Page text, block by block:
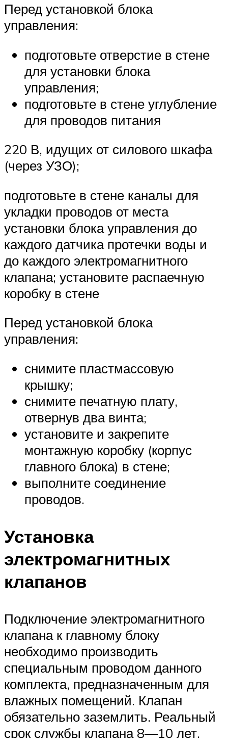
Перед установкой блока
управления:
подготовьте отверстие в стене
для установки блока
управления;
подготовьте в стене углубление
для проводов питания
220 В, идущих от силового шкафа
(через УЗО);
подготовьте в стене каналы для
укладки проводов от места
установки блока управления до
каждого датчика протечки воды и
до каждого электромагнитного
клапана; установите распаечную
коробку в стене
Перед установкой блока
управления:
снимите пластмассовую
крышку;
снимите печатную плату,
отвернув два винта;
установите и закрепите
монтажную коробку (корпус
главного блока) в стене;
выполните соединение
проводов.
Установка
электромагнитных
клапанов
Подключение электромагнитного
клапана к главному блоку
необходимо производить
специальным проводом данного
комплекта, предназначенным для
влажных помещений. Клапан
обязательно заземлить. Реальный
срок службы клапана 8—10 лет.